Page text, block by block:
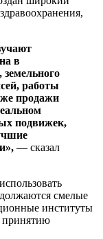
в
земельного
работы
продажи
подвижек,
— сказал
смелые
институты
принятию